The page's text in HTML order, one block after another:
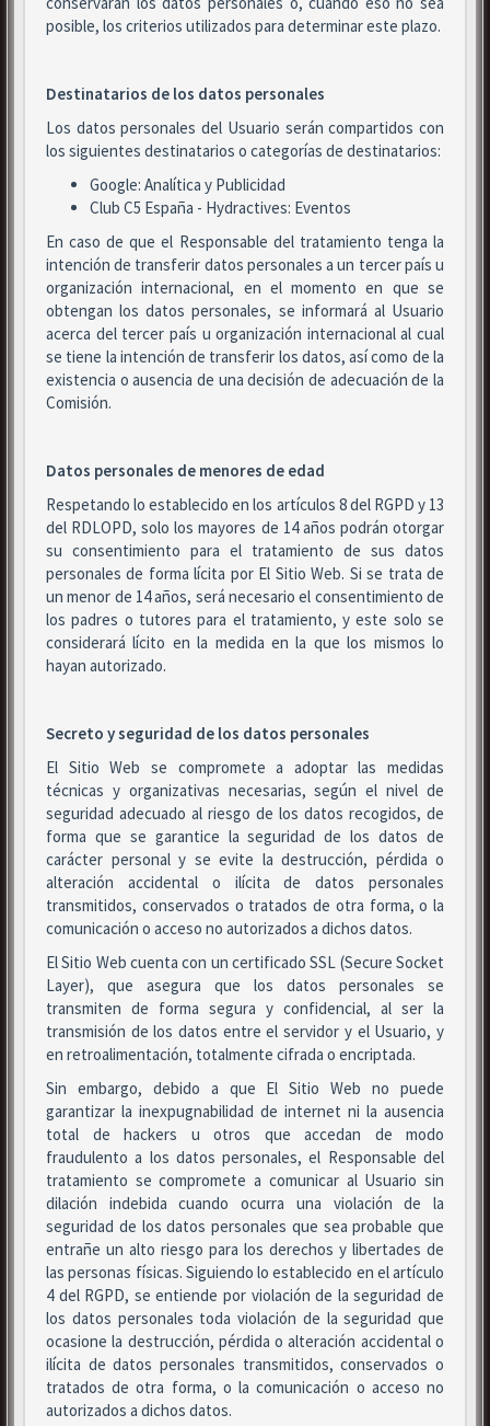
posible, los criterios utilizados para determinar este plazo.
Destinatarios de los datos personales
Los datos personales del Usuario serán compartidos con
los siguientes destinatarios o categorías de destinatarios:
Google: Analítica y Publicidad
Club C5 España - Hydractives: Eventos
En caso de que el Responsable del tratamiento tenga la
intención de transferir datos personales a un tercer país u
organización internacional, en el momento en que se
obtengan los datos personales, se informará al Usuario
acerca del tercer país u organización internacional al cual
se tiene la intención de transferir los datos, así como de la
existencia o ausencia de una decisión de adecuación de la
Comisión.
Datos personales de menores de edad
Respetando lo establecido en los artículos 8 del RGPD y 13
del RDLOPD, solo los mayores de 14 años podrán otorgar
su consentimiento para el tratamiento de sus datos
personales de forma lícita por El Sitio Web. Si se trata de
un menor de 14 años, será necesario el consentimiento de
los padres o tutores para el tratamiento, y este solo se
considerará lícito en la medida en la que los mismos lo
hayan autorizado.
Secreto y seguridad de los datos personales
El Sitio Web se compromete a adoptar las medidas
técnicas y organizativas necesarias, según el nivel de
seguridad adecuado al riesgo de los datos recogidos, de
forma que se garantice la seguridad de los datos de
carácter personal y se evite la destrucción, pérdida o
alteración accidental o ilícita de datos personales
transmitidos, conservados o tratados de otra forma, o la
comunicación o acceso no autorizados a dichos datos.
El Sitio Web cuenta con un certificado SSL (Secure Socket
Layer), que asegura que los datos personales se
transmiten de forma segura y confidencial, al ser la
transmisión de los datos entre el servidor y el Usuario, y
en retroalimentación, totalmente cifrada o encriptada.
Sin embargo, debido a que El Sitio Web no puede
garantizar la inexpugnabilidad de internet ni la ausencia
total de hackers u otros que accedan de modo
fraudulento a los datos personales, el Responsable del
tratamiento se compromete a comunicar al Usuario sin
dilación indebida cuando ocurra una violación de la
seguridad de los datos personales que sea probable que
entrañe un alto riesgo para los derechos y libertades de
las personas físicas. Siguiendo lo establecido en el artículo
4 del RGPD, se entiende por violación de la seguridad de
los datos personales toda violación de la seguridad que
ocasione la destrucción, pérdida o alteración accidental o
ilícita de datos personales transmitidos, conservados o
tratados de otra forma, o la comunicación o acceso no
autorizados a dichos datos.